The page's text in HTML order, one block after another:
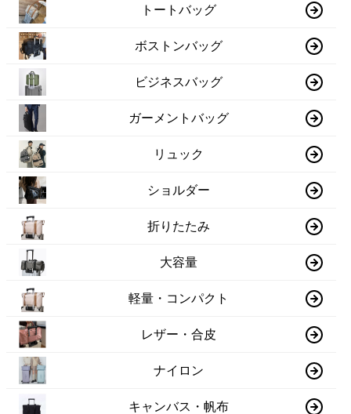
トートバッグ
ボストンバッグ
ビジネスバッグ
ガーメントバッグ
リュック
ショルダー
折りたたみ
大容量
軽量・コンパクト
レザー・合皮
ナイロン
キャンバス・帆布